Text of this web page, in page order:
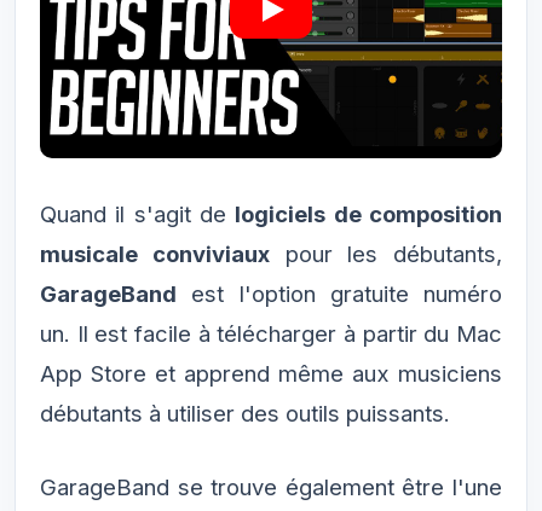
Quand il s'agit de logiciels de composition
musicale conviviauxpour les débutants,
GarageBand est l'option gratuite numéro
un. Il est facile à télécharger à partir du Mac
App Store et apprend même aux musiciens
débutants à utiliser des outils puissants.
GarageBand se trouve également être l'une